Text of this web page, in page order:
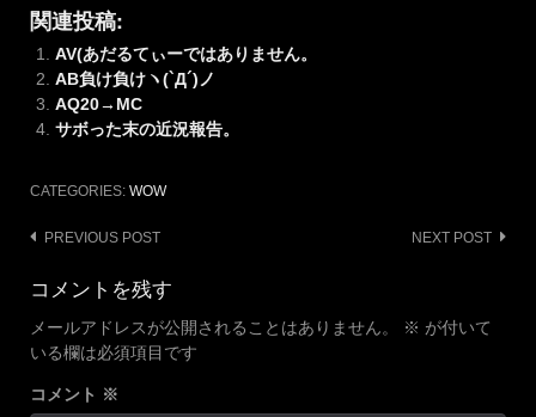
関連投稿:
AV(あだるてぃーではありません。
AB負け負けヽ(`Д´)ノ
AQ20→MC
サボった末の近況報告。
CATEGORIES: WOW
Post
navigation
PREVIOUS POST NEXT POST
コメントを残す
メールアドレスが公開されることはありません。 ※ が付いて
いる欄は必須項目です
コメント ※